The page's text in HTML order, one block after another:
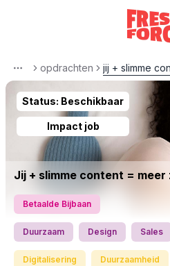
Moreopdrachten
Status: Beschikbaar
Impact job
Jij + slimme content =
Betaalde Bijbaan
Duurzaam Design Sales
Digitalisering Duurzaamheid